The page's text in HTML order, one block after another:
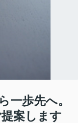
一歩先へ。
案します